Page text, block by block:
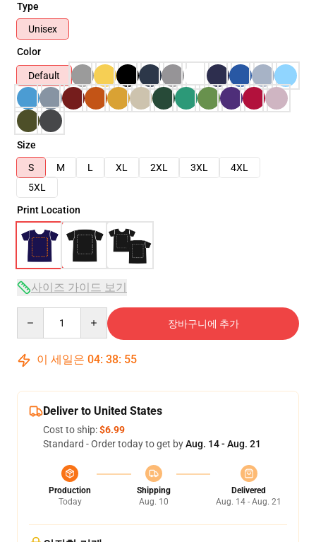
Type
Unisex
Color
Default
Size
S
M L XL 2XL 3XL
4XL
5XL
Print Location
사이즈 가이드 보기
장바구니에 추가
이 세일은 04: 38: 54
Deliver to United States
Cost to ship:$6.99
Standard - Order today to get byAug. 14 - Aug. 21
Production
Today
Shipping
Aug. 10
Delivered
Aug. 14 - Aug. 21